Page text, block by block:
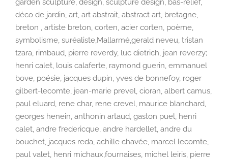
garden sculpture, design, sculpture design, bas-relief,
déco de jardin, art, art abstrait, abstract art, bretagne,
breton , artiste breton, corten, acier corten, poème,
symbolisme, suréaliste,Mallarmé,gerald neveu, tristan
tzara, rimbaud, pierre reverdy, luc dietrich, jean reverzy;
henri calet, louis calaferte, raymond guerin, emmanuel
bove, poésie, jacques dupin, yves de bonnefoy, roger
gilbert-lecomte, jean-marie prevel, cioran, albert camus,
paul eluard, rene char, rene crevel, maurice blanchard,
georges henein, anthonin artaud, gaston puel, henri
calet, andre fredericque, andre hardellet, andre du
bouchet, jacques reda, achille chavée, marcel lecomte,
paul valet, henri michaux,fournaises, michel leiris, pierre